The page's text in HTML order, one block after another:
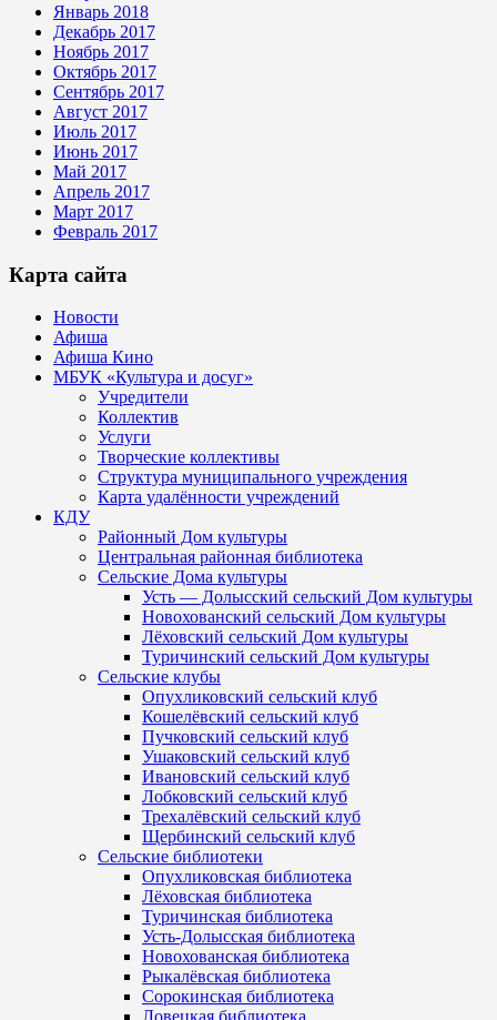
Январь 2018
Декабрь 2017
Ноябрь 2017
Октябрь 2017
Сентябрь 2017
Август 2017
Июль 2017
Июнь 2017
Май 2017
Апрель 2017
Март 2017
Февраль 2017
Карта сайта
Новости
Афиша
Афиша Кино
МБУК «Культура и досуг»
Учредители
Коллектив
Услуги
Творческие коллективы
Структура муниципального учреждения
Карта удалённости учреждений
КДУ
Районный Дом культуры
Центральная районная библиотека
Сельские Дома культуры
Усть — Долысский сельский Дом культуры
Новохованский сельский Дом культуры
Лёховский сельский Дом культуры
Туричинский сельский Дом культуры
Сельские клубы
Опухликовский сельский клуб
Кошелёвский сельский клуб
Пучковский сельский клуб
Ушаковский сельский клуб
Ивановский сельский клуб
Лобковский сельский клуб
Трехалёвский сельский клуб
Щербинский сельский клуб
Сельские библиотеки
Опухликовская библиотека
Лёховская библиотека
Туричинская библиотека
Усть-Долысская библиотека
Новохованская библиотека
Рыкалёвская библиотека
Сорокинская библиотека